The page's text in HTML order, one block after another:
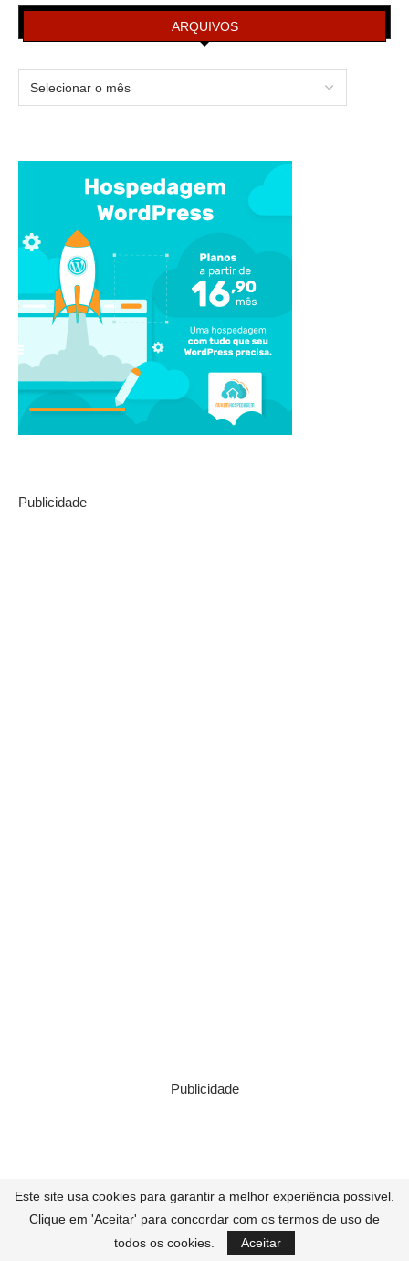
ARQUIVOS
Publicidade
Publicidade
Este site usa cookies para garantir a melhor experiência possível.
Clique em 'Aceitar' para concordar com os termos de uso de
todos os cookies.
Aceitar